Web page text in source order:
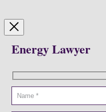
Energy Lawyer